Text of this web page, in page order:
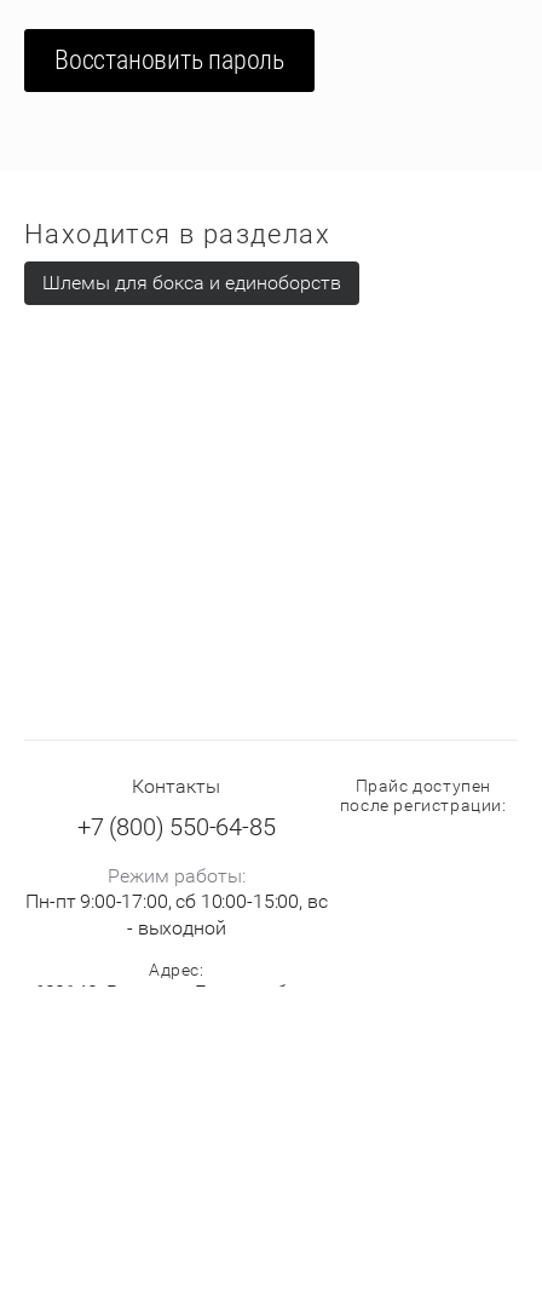
Восстановить пароль
Находится в разделах
Шлемы для бокса и единоборств
Контакты
+7 (800) 550-64-85
Режим работы:
Пн-пт 9:00-17:00, сб 10:00-15:00, вс
- выходной
Адрес:
620142, Россия, г. Екатеринбург,
Прайс доступен
после регистрации: